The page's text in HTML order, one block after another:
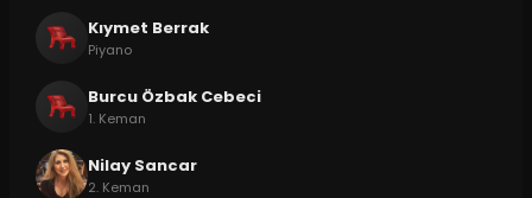
Kıymet Berrak
Piyano
Burcu Özbak Cebeci
1. Keman
Nilay Sancar
2. Keman